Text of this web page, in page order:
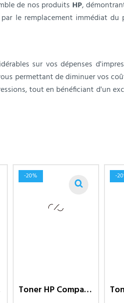
de nos produits HP,
le remplacement immédiat
sur vos dépenses
permettant de diminuer vos
tout en bénéficiant d'un
Toner HP Compatible 36A (CB436A)...
-20% -